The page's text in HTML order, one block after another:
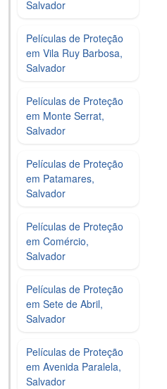
Salvador
Películas de Proteção
em Vila Ruy Barbosa,
Salvador
Películas de Proteção
em Monte Serrat,
Salvador
Películas de Proteção
em Patamares,
Salvador
Películas de Proteção
em Comércio,
Salvador
Películas de Proteção
em Sete de Abril,
Salvador
Películas de Proteção
em Avenida Paralela,
Salvador